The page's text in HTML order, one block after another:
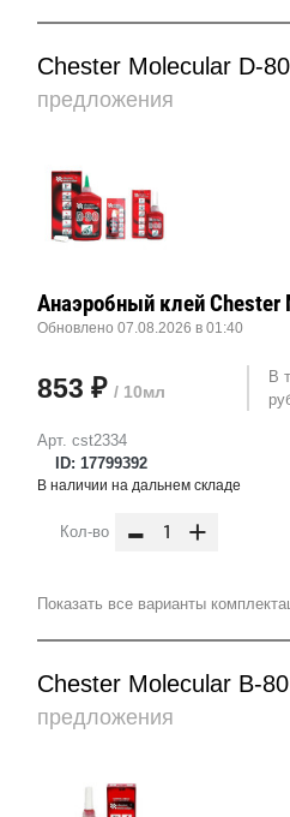
Chester Molecular D-80
предложения
Арт. cst2334
ID: 17799392
Анаэробный клей
Обновлено 07.08.2026 в 01:40
853 ₽ / 10мл
В
В наличии на дальнем складе
Кол-во - +
Показать все варианты
Chester Molecular B-80
предложения